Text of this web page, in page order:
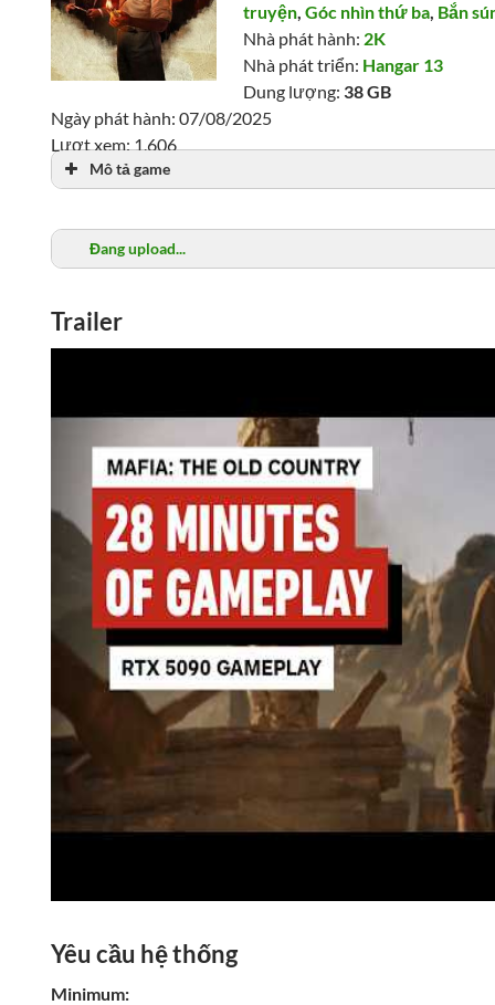
truyện,Góc nhìn thứ ba, Bắn
Nhà phát hành: 2K
Nhà phát triển: Hangar 13
Dung lượng: 38 GB
Ngày phát hành: 07/08/2025
Lượt xem: 1,606
Mô tả game
Đang upload...
Trailer
Yêu cầu hệ thống
Minimum: